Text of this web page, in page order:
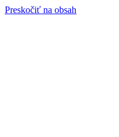
Preskočiť na obsah